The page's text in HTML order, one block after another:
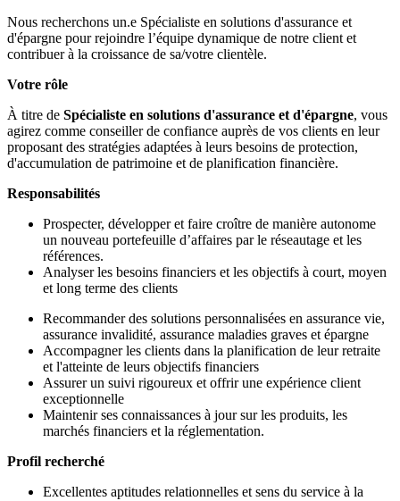
Nous recherchons un.e Spécialiste en solutions d'assurance et
d'épargne pour rejoindre l’équipe dynamique de notre client et
contribuer à la croissance de sa/votre clientèle.
Votre rôle
À titre de Spécialiste en solutions d'assurance et d'épargne, vous
agirez comme conseiller de confiance auprès de vos clients en leur
proposant des stratégies adaptées à leurs besoins de protection,
d'accumulation de patrimoine et de planification financière.
Responsabilités
Prospecter, développer et faire croître de manière autonome
un nouveau portefeuille d’affaires par le réseautage et les
références.
Analyser les besoins financiers et les objectifs à court, moyen
et long terme des clients
Recommander des solutions personnalisées en assurance vie,
assurance invalidité, assurance maladies graves et épargne
Accompagner les clients dans la planification de leur retraite
et l'atteinte de leurs objectifs financiers
Assurer un suivi rigoureux et offrir une expérience client
exceptionnelle
Maintenir ses connaissances à jour sur les produits, les
marchés financiers et la réglementation.
Profil recherché
Excellentes aptitudes relationnelles et sens du service à la